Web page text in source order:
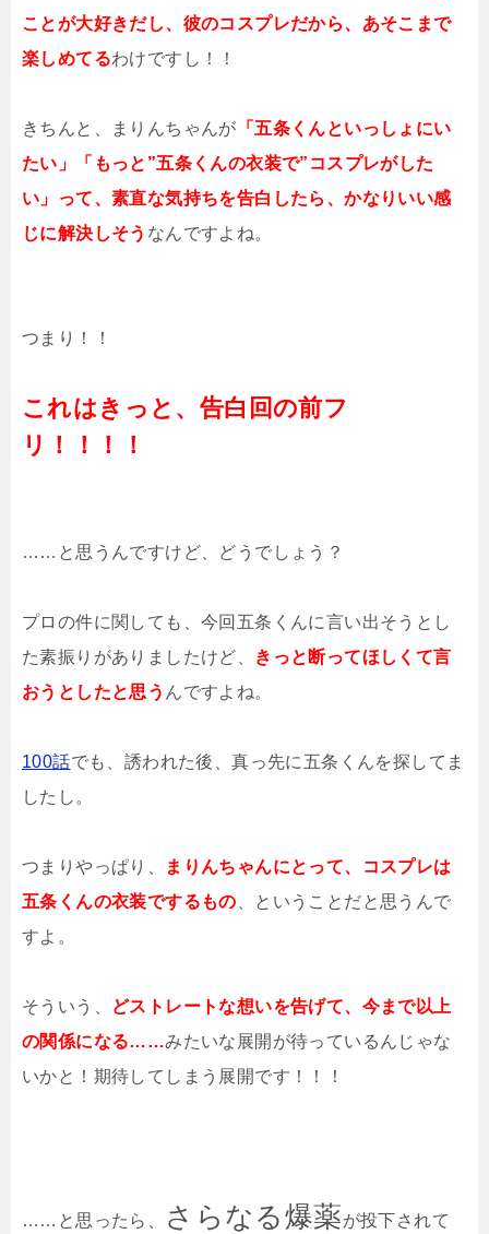
ことが大好きだし、彼のコスプレだから、あそこまで
楽しめてるわけですし！！
きちんと、まりんちゃんが 「五条くんといっしょにい
たい」「もっと”五条くんの衣装で”コスプレがした
い」って、素直な気持ちを告白したら、かなりいい感
じに解決しそう なんですよね。
つまり！！
これはきっと、告白回の前フ
リ！！！！
……と思うんですけど、どうでしょう？
プロの件に関しても、今回五条くんに言い出そうとし
た素振りがありましたけど、
きっと断ってほしくて言
おうとしたと思う んですよね。
100話でも、誘われた後、真っ先に五条くんを探してま
したし。
つまりやっぱり、
まりんちゃんにとって、コスプレは
五条くんの衣装でするもの 、ということだと思うんで
すよ。
そういう、
どストレートな想いを告げて、今まで以上
の関係になる……みたいな展開が待っているんじゃな
いかと！期待してしまう展開です！！！
……と思ったら、 さらなる爆薬が投下されて